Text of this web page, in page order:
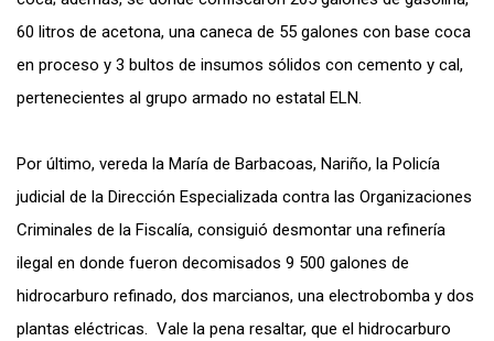
60 litros de acetona, una caneca de 55 galones con base coca
en proceso y 3 bultos de insumos sólidos con cemento y cal,
pertenecientes al grupo armado no estatal ELN.
Por último, vereda la María de Barbacoas, Nariño, la Policía
judicial de la Dirección Especializada contra las Organizaciones
Criminales de la Fiscalía, consiguió desmontar una refinería
ilegal en donde fueron decomisados 9 500 galones de
hidrocarburo refinado, dos marcianos, una electrobomba y dos
plantas eléctricas. Vale la pena resaltar, que el hidrocarburo